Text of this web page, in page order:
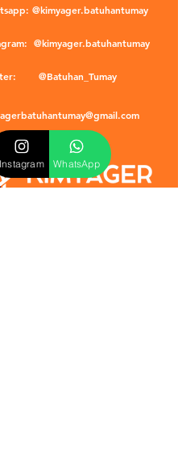
@kimyager.batuhantumay
@kimyager.batuhantumay
@Batuhan_Tumay
Instagram WhatsApp